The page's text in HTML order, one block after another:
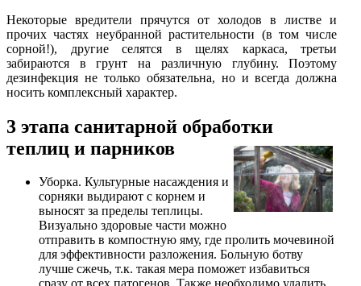
Некоторые вредители прячутся от холодов в листве и
прочих частях неубранной растительности (в том числе
сорной!), другие селятся в щелях каркаса, третьи
забираются в грунт на различную глубину. Поэтому
дезинфекция не только обязательна, но и всегда должна
носить комплексный характер.
3 этапа санитарной обработки
теплиц и парников
Уборка. Культурные насаждения и
сорняки выдирают с корнем и
выносят за пределы теплицы.
Визуально здоровые части можно
отправить в компостную яму, где пролить мочевиной
для эффективности разложения. Больную ботву
лучше сжечь, т.к. такая мера поможет избавиться